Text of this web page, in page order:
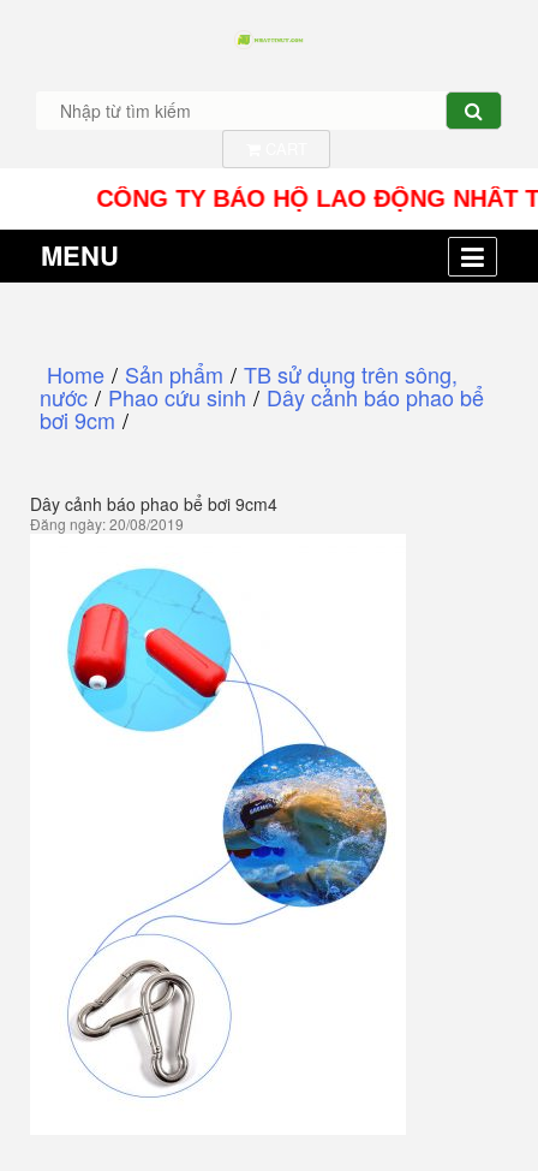
CÔNG TY BẢO HỘ LAO ĐỘNG NHÂT
MENU
Home / Sản phẩm / TB sử dụng trên sông,
nước / Phao cứu sinh / Dây cảnh báo phao bể
bơi 9cm /
Dây cảnh báo phao bể bơi 9cm4
Đăng ngày: 20/08/2019